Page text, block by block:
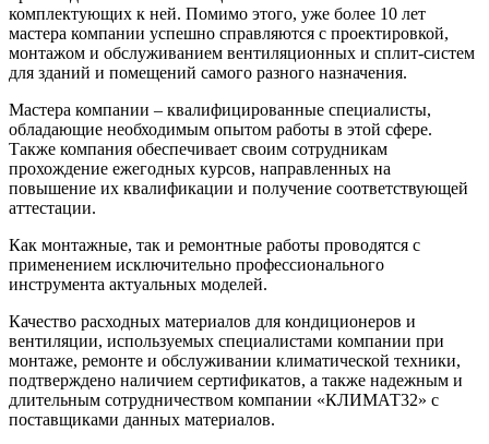
комплектующих к ней. Помимо этого, уже более 10 лет
мастера компании успешно справляются с проектировкой,
монтажом и обслуживанием вентиляционных и сплит-систем
для зданий и помещений самого разного назначения.
Мастера компании – квалифицированные специалисты,
обладающие необходимым опытом работы в этой сфере.
Также компания обеспечивает своим сотрудникам
прохождение ежегодных курсов, направленных на
повышение их квалификации и получение соответствующей
аттестации.
Как монтажные, так и ремонтные работы проводятся с
применением исключительно профессионального
инструмента актуальных моделей.
Качество расходных материалов для кондиционеров и
вентиляции, используемых специалистами компании при
монтаже, ремонте и обслуживании климатической техники,
подтверждено наличием сертификатов, а также надежным и
длительным сотрудничеством компании «КЛИМАТ32» с
поставщиками данных материалов.